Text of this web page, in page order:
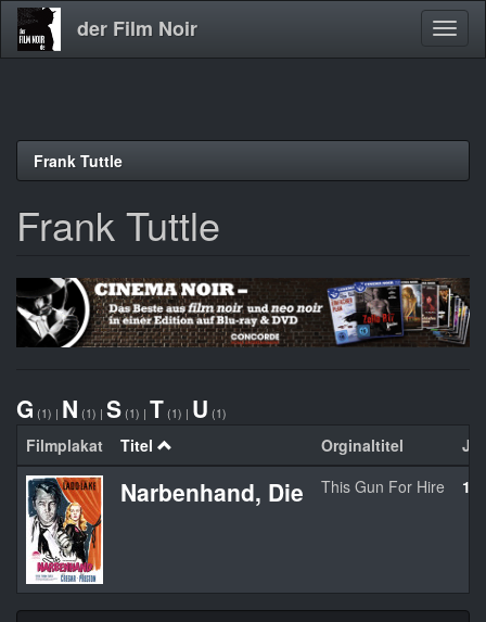
Direkt
der Film Noir
Frank Tuttle
Frank Tuttle
G (1) | N (1) | S (1) | T (1) | U (1)
Filmplakat Titel Orginaltitel
Narbenhand, Die This Gun For Hire